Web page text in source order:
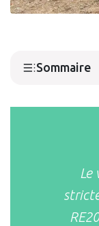
Sommaire
Le